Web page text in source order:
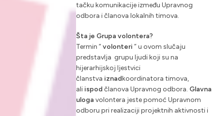
tačku komunikacije između Upravnog
odbora i članova lokalnih timova.
Šta je Grupa volontera?
Termin ”volonteri ” u ovom slučaju
predstavlja grupu ljudi koji su na
hijerarhijskoj ljestvici
članstva iznadkoordinatora timova,
ali ispod članova Upravnog odbora. Glavna
uloga volontera jeste pomoć Upravnom
odboru pri realizaciji projektnih aktivnosti i